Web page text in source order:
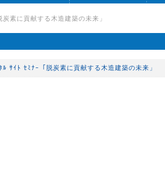
素に貢献する木造建築の未来」
ｻｲﾄ ｾﾐﾅｰ「脱炭素に貢献する木造建築の未来」